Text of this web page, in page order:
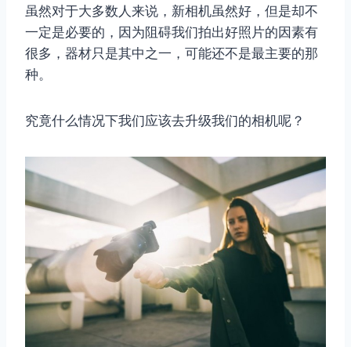
虽然对于大多数人来说，新相机虽然好，但是却不
一定是必要的，因为阻碍我们拍出好照片的因素有
很多，器材只是其中之一，可能还不是最主要的那
种。
究竟什么情况下我们应该去升级我们的相机呢？